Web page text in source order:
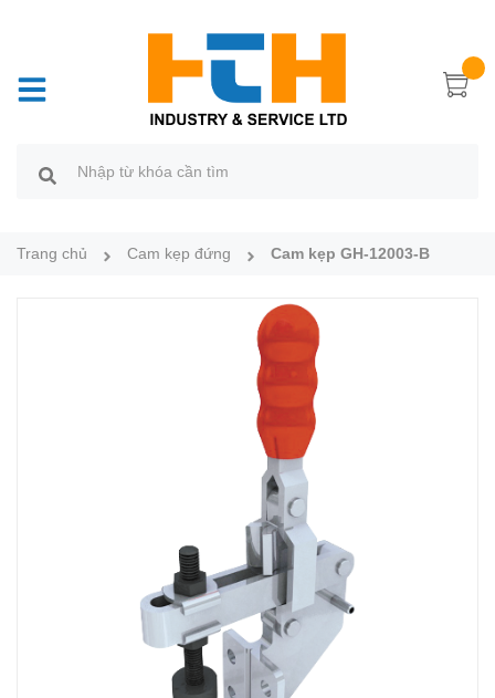
Trang chủ Cam kẹp đứng Cam kẹp GH-12003-B